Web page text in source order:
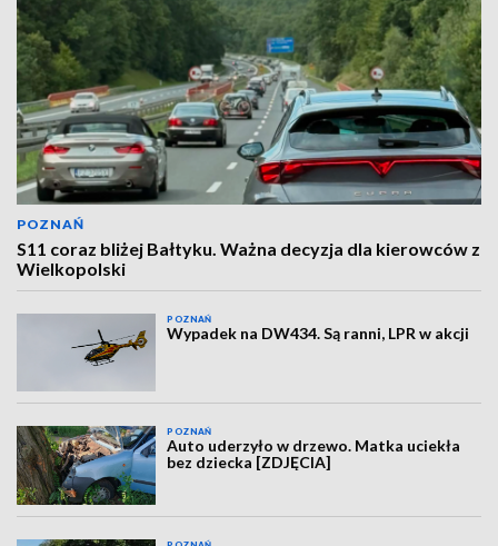
POZNAŃ
S11 coraz bliżej Bałtyku. Ważna decyzja dla kierowców z
Wielkopolski
POZNAŃ
Wypadek na DW434. Są ranni, LPR w akcji
POZNAŃ
Auto uderzyło w drzewo. Matka uciekła
bez dziecka [ZDJĘCIA]